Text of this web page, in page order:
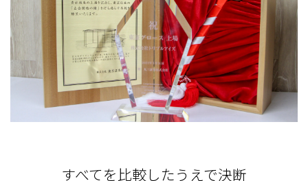
すべてを比較したうえで決断